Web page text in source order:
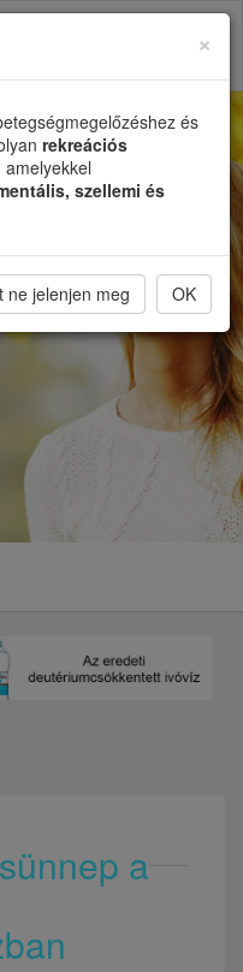
a
×
és
rekreációs
amelyekkel
szellemi és
ne jelenjen meg OK